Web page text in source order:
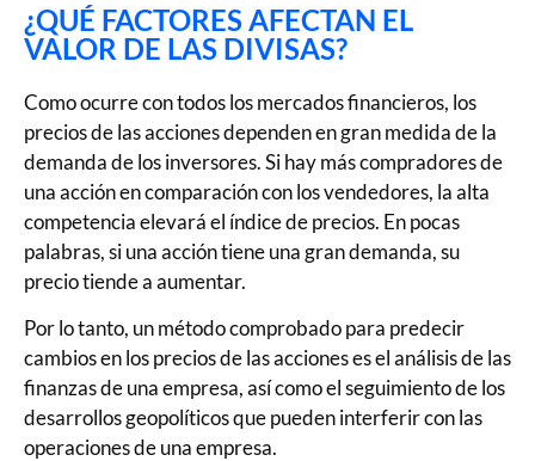
¿QUÉ FACTORES AFECTAN EL
VALOR DE LAS DIVISAS?
Como ocurre con todos los mercados financieros, los
precios de las acciones dependen en gran medida de la
demanda de los inversores. Si hay más compradores de
una acción en comparación con los vendedores, la alta
competencia elevará el índice de precios. En pocas
palabras, si una acción tiene una gran demanda, su
precio tiende a aumentar.
Por lo tanto, un método comprobado para predecir
cambios en los precios de las acciones es el análisis de las
finanzas de una empresa, así como el seguimiento de los
desarrollos geopolíticos que pueden interferir con las
operaciones de una empresa.